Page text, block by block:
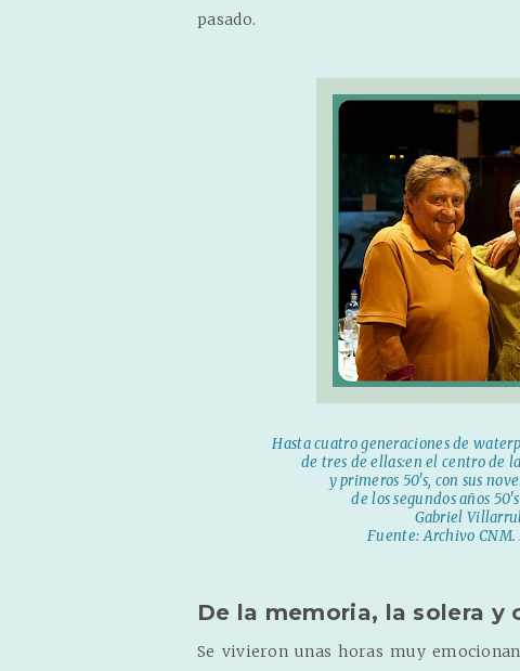
pasado.
Hasta cuatro generaciones de
de tres de ellas:en el centro de
y primeros 50's, con sus
de los segundos años
Gabriel
Fuente: Archivo CNM.
De la memoria, la solera y
Se vivieron unas horas muy